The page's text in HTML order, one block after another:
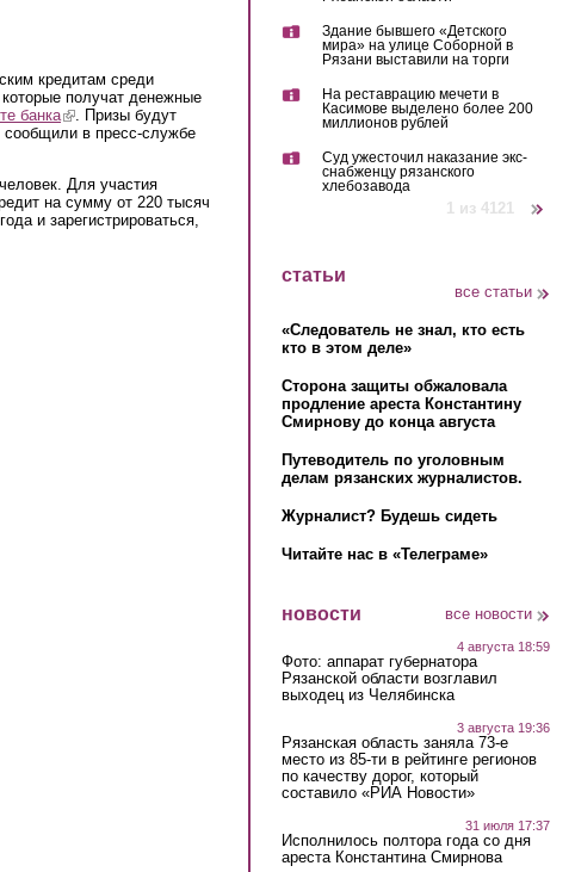
кредитам среди
получат денежные
банка(link is external)
. Призы будут
сообщили в пресс-службе
Для участия
на сумму от 220 тысяч
и зарегистрироваться,
Здание бывшего «Детского
мира» на улице Соборной в
Рязани выставили на торги
На реставрацию мечети в
Касимове выделено более 200
миллионов рублей
Суд ужесточил наказание экс-
снабженцу рязанского
хлебозавода
1 из 4121
статьи
все статьи
«Следователь не знал, кто есть
кто в этом деле»
Сторона защиты обжаловала
продление ареста Константину
Смирнову до конца августа
Путеводитель по уголовным
делам рязанских журналистов.
Журналист? Будешь сидеть
Читайте нас в «Телеграме»
новости все новости
4 августа 18:59
Фото: аппарат губернатора
Рязанской области возглавил
выходец из Челябинска
3 августа 19:36
Рязанская область заняла 73-е
место из 85-ти в рейтинге регионов
по качеству дорог, который
составило «РИА Новости»
31 июля 17:37
Исполнилось полтора года со дня
ареста Константина Смирнова